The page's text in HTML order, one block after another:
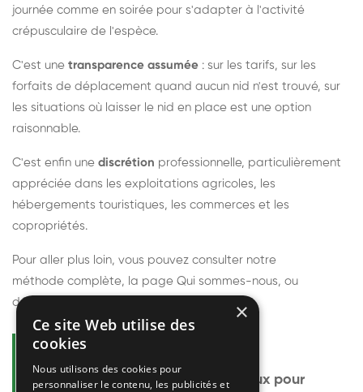
journée comme en soirée pour s'adapter à l'activité
crépusculaire de l'espèce.
C'est une transparence assumée : sur les tarifs, sur les
forfaits de déplacement quand aucun nid n'est trouvé, sur
les situations où laisser le nid en place est une option
raisonnable.
C'est enfin une discrétion professionnelle, particulièrement
appréciée dans les exploitations agricoles, les
hébergements touristiques, les commerces et les
copropriétés.
Pour aller plus loin, vous pouvez consulter notre
méthode complète, la page Qui sommes-nous, ou
découvrir
Questions fréquentes
Le frelon européen est-il dangereux pour
×
Ce site Web utilise des
cookies
Nous utilisons des cookies pour
personnaliser le contenu, les publicités et